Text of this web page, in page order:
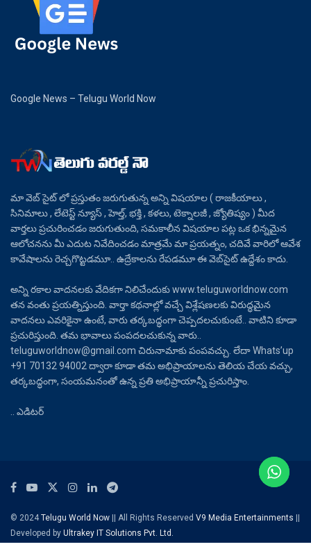
Google News – Telugu World Now
మా వెబ్ సైట్ లో ప్రస్తుతం జరుగుతున్న అన్ని విషయాల ( రాజకీయాలు ,
సినిమాలు , లేటెస్ట్ న్యూస్ , హెల్త్, భక్తి , కళలు, టెక్నాలజీ , జ్యోతిష్యం ) మీద
వార్తలు ప్రచురించడం జరుగుతుంది, సమకాలీన విషయాల పట్ల ఒక భిన్నమైన
ఆలోచనను మీ ఎదుట నివేదించడం మాత్రమే మా ప్రయత్నం, చదివే వారిలో ఆవేశ
కావేషాలను రెచ్చగొట్టడమూ.. ఉద్రేకాలను రేపడమూ ఈ వెబ్‌సైట్ ఉద్దేశం కాదు.
అన్ని రకాల వాదనలకు వేదికగా నిలిచేందుకు www.teluguworldnow.com
తన వంతు ప్రయత్నిస్తుంది. వార్తా కథనాల్లో వచ్చే విశ్లేషణలకు విరుద్ధమైన
వాదనలు ఎవరికైనా ఉంటే, వారు తర్కబద్ధంగా చెప్పదలచుకుంటే.. వాటిని కూడా
ప్రచురిస్తుంది. తమ భావాలు పంపదలచుకున్న వారు..
teluguworldnow@gmail.com చిరునామాకు పంపవచ్చు. లేదా Whats’up
+91 70132 94002 ద్వారా కూడా తమ అభిప్రాయాలను తెలియ చేయ వచ్చు,
తర్కబద్ధంగా, సంయమనంతో ఉన్న ప్రతి అభిప్రాయాన్నీ ప్రచురిస్తాం.
.. ఎడిటర్
© 2024Telugu World Now || All Rights Reserved V9 Media Entertainments ||
Developed by Ultrakey IT Solutions Pvt. Ltd.